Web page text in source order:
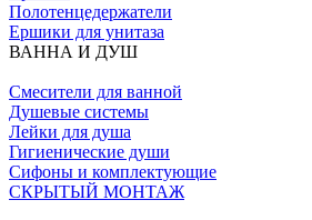
Полотенцедержатели
Ершики для унитаза
ВАННА И ДУШ
Смесители для ванной
Душевые системы
Лейки для душа
Гигиенические души
Сифоны и комплектующие
СКРЫТЫЙ МОНТАЖ